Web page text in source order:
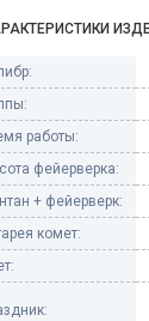
работы:
фейерверка:
+ фейерверк:
комет: